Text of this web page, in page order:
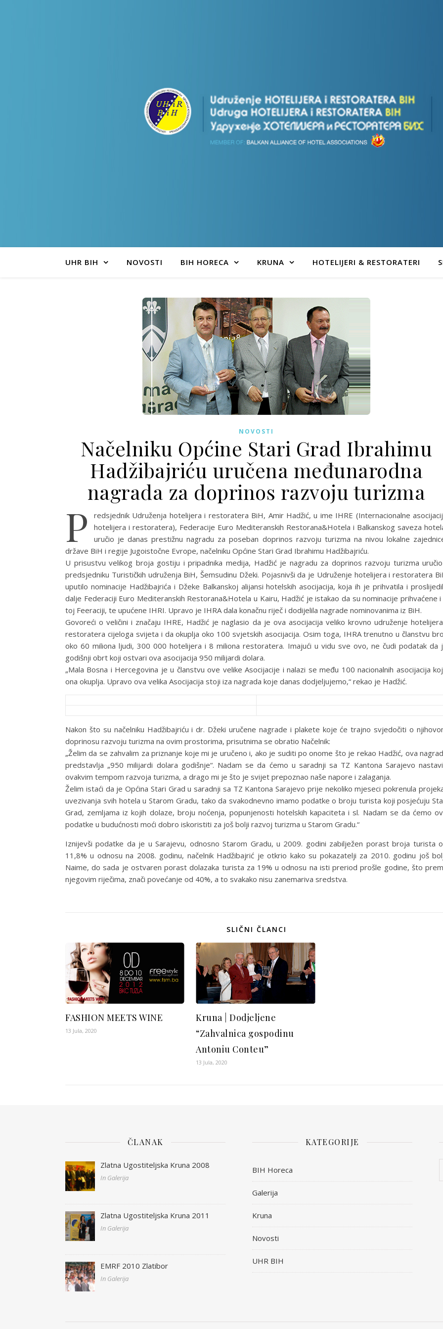
UHR BIH NOVOSTI BIH HORECA KRUNA HOTELIJERI & RESTORATERI
NOVOSTI
Načelniku Općine Stari Grad Ibrahimu
Hadžibajriću uručena međunarodna
nagrada za doprinos razvoju turizma
P
redsjednik Udruženja hotelijera i restoratera BiH, Amir Hadžić, u ime IHRE (Internacionalne
hotelijera i restoratera), Federacije Euro Mediteranskih Restorana&Hotela i Balkanskog saveza
uručio je danas prestižnu nagradu za poseban doprinos razvoju turizma na nivou lokalne
države BiH i regije Jugoistočne Evrope, načelniku Općine Stari Grad Ibrahimu Hadžibajriću.
U prisustvu velikog broja gostiju i pripadnika medija, Hadžić je nagradu za doprinos razvoju turizma
predsjedniku Turističkih udruženja BiH, Šemsudinu Džeki. Pojasnivši da je Udruženje hotelijera i restoratera
uputilo nominacije Hadžibajrića i Džeke Balkanskoj alijansi hotelskih asocijacija, koja ih je prihvatila i
dalje Federaciji Euro Mediteranskih Restorana&Hotela u Kairu, Hadžić je istakao da su nominacije prihvaćene i
toj Feeraciji, te upućene IHRI. Upravo je IHRA dala konačnu riječ i dodijelila nagrade nominovanima iz BiH.
Govoreći o veličini i značaju IHRE, Hadžić je naglasio da je ova asocijacija veliko krovno udruženje
restoratera cijeloga svijeta i da okuplja oko 100 svjetskih asocijacija. Osim toga, IHRA trenutno u članstvu
oko 60 miliona ljudi, 300 000 hotelijera i 8 miliona restoratera. Imajući u vidu sve ovo, ne čudi podatak da
godišnji obrt koji ostvari ova asocijacija 950 milijardi dolara.
„Mala Bosna i Hercegovina je u članstvu ove velike Asocijacije i nalazi se među 100 nacionalnih asocijacija
ona okuplja. Upravo ova velika Asocijacija stoji iza nagrada koje danas dodjeljujemo,“ rekao je Hadžić.
Nakon što su načelniku Hadžibajriću i dr. Džeki uručene nagrade i plakete koje će trajno svjedočiti o
doprinosu razvoju turizma na ovim prostorima, prisutnima se obratio Načelnik:
„Želim da se zahvalim za priznanje koje mi je uručeno i, ako je suditi po onome što je rekao Hadžić, ova
predstavlja „950 milijardi dolara godišnje“. Nadam se da ćemo u saradnji sa TZ Kantona Sarajevo
ovakvim tempom razvoja turizma, a drago mi je što je svijet prepoznao naše napore i zalaganja.
Želim istaći da je Općina Stari Grad u saradnji sa TZ Kantona Sarajevo prije nekoliko mjeseci pokrenula
uvezivanja svih hotela u Starom Gradu, tako da svakodnevno imamo podatke o broju turista koji posjećuju
Grad, zemljama iz kojih dolaze, broju noćenja, popunjenosti hotelskih kapaciteta i sl. Nadam se da ćemo
podatke u budućnosti moći dobro iskoristiti za još bolji razvoj turizma u Starom Gradu.“
Iznijevši podatke da je u Sarajevu, odnosno Starom Gradu, u 2009. godini zabilježen porast broja turista
11,8% u odnosu na 2008. godinu, načelnik Hadžibajrić je otkrio kako su pokazatelji za 2010. godinu još
Naime, do sada je ostvaren porast dolazaka turista za 19% u odnosu na isti preriod prošle godine, što
njegovim riječima, znači povećanje od 40%, a to svakako nisu zanemariva sredstva.
SLIČNI ČLANCI
FASHION MEETS WINE
13 Jula, 2020
Kruna | Dodjeljene
“Zahvalnica gospodinu
Antoniu Conteu”
13 Jula, 2020
ČLANAK
Zlatna Ugostiteljska Kruna 2008
In Galerija
Zlatna Ugostiteljska Kruna 2011
In Galerija
EMRF 2010 Zlatibor
In Galerija
KATEGORIJE
BIH Horeca
Galerija
Kruna
Novosti
UHR BIH